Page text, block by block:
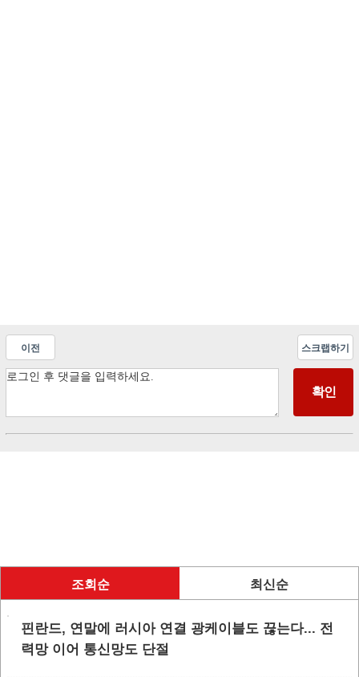
이전 스크랩하기
조회순 최신순
핀란드, 연말에 러시아 연결 광케이블도 끊는다... 전
력망 이어 통신망도 단절